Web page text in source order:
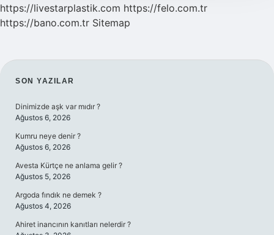
https://livestarplastik.com https://felo.com.tr
https://bano.com.tr Sitemap
SIDEBAR
SON YAZILAR
Dinimizde aşk var mıdır ?
Ağustos 6, 2026
Kumru neye denir ?
Ağustos 6, 2026
Avesta Kürtçe ne anlama gelir ?
Ağustos 5, 2026
Argoda fındık ne demek ?
Ağustos 4, 2026
Ahiret inancının kanıtları nelerdir ?